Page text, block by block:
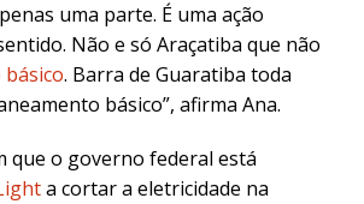
uma parte. É uma ação
Não e só Araçatiba que não
. Barra de Guaratiba toda
básico”, afirma Ana.
que o governo federal está
a cortar a eletricidade na